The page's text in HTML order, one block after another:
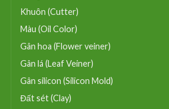
Khuôn (Cutter)
Màu (Oil Color)
Gân hoa (Flower veiner)
Gân lá (Leaf Veiner)
Gân silicon (Silicon Mold)
Đất sét (Clay)